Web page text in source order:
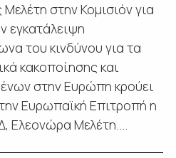
στην Κομισιόν για
εγκατάλειψη
του κινδύνου για τα
κακοποίησης και
στην Ευρώπη κρούει
Ευρωπαϊκή Επιτροπή η
Ελεονώρα Μελέτη....